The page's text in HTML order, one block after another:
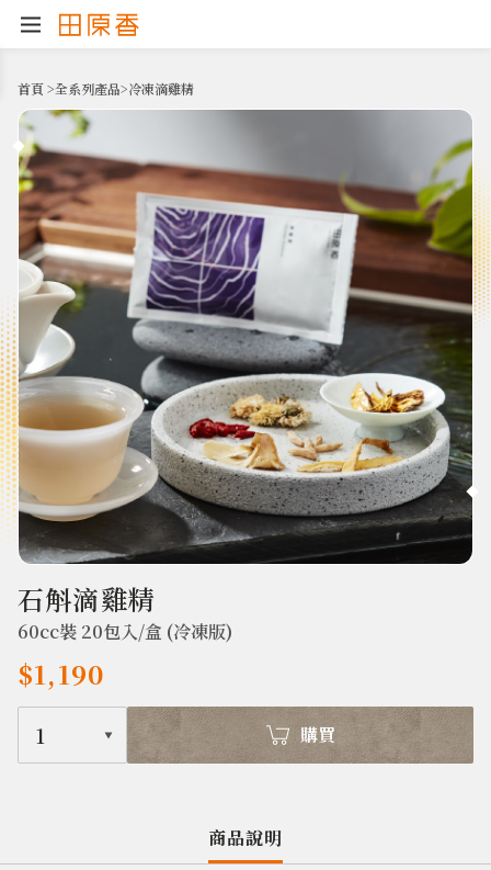
首頁>全系列產品>冷凍滴雞精
石斛滴雞精
60cc裝 20包入/盒 (冷凍版)
$1,190
1 購買
商品說明